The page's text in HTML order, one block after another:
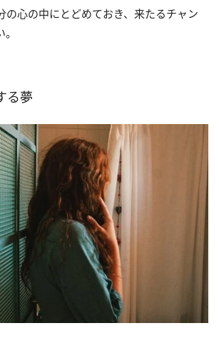
の心の中にとどめておき、来たるチャン
る夢